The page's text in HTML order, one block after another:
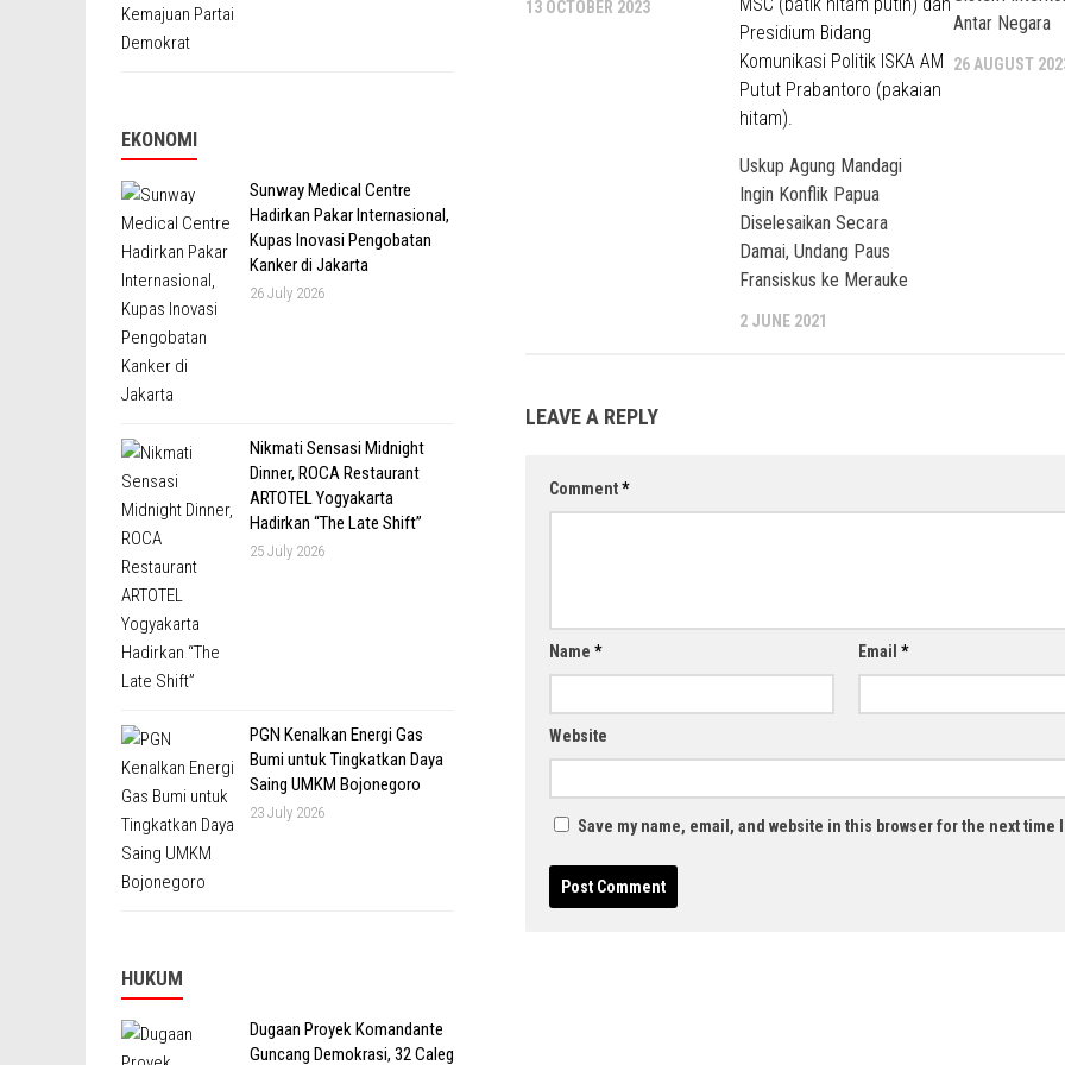
13 OCTOBER 2023
Uskup Agung Mandagi
Ingin Konflik Papua
Diselesaikan Secara
Damai, Undang Paus
Fransiskus ke Merauke
2 JUNE 2021
Antar Negara
26 AUGUST
LEAVE A REPLY
Comment*
Name * Email *
Website
Save my name, email, and website in this browser for the next time
EKONOMI
Sunway Medical Centre
Hadirkan Pakar Internasional,
Kupas Inovasi Pengobatan
Kanker di Jakarta
26 July 2026
Nikmati Sensasi Midnight
Dinner, ROCA Restaurant
ARTOTEL Yogyakarta
Hadirkan “The Late Shift”
25 July 2026
PGN Kenalkan Energi Gas
Bumi untuk Tingkatkan Daya
Saing UMKM Bojonegoro
23 July 2026
HUKUM
Dugaan Proyek Komandante
Guncang Demokrasi, 32 Caleg